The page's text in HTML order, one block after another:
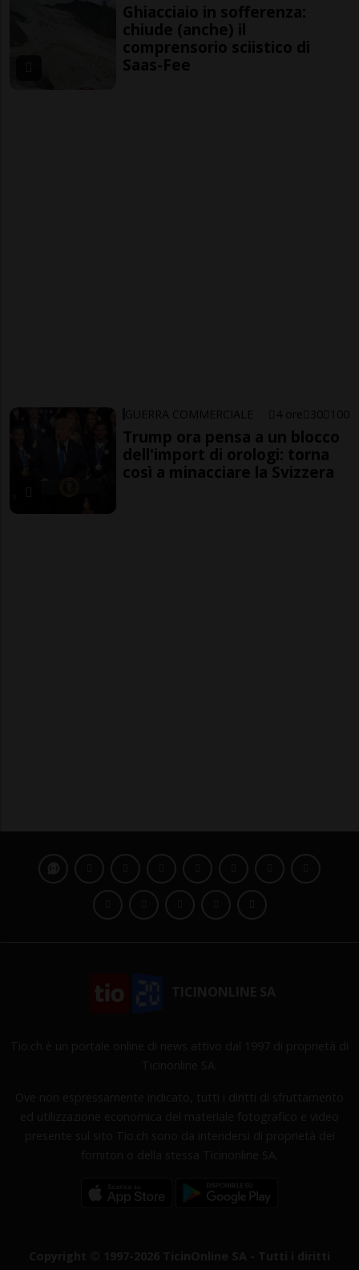
Ghiacciaio in sofferenza:
chiude (anche) il
comprensorio sciistico di
Saas-Fee
GUERRA COMMERCIALE 4 ore 30 100
Trump ora pensa a un blocco
dell'import di orologi: torna
così a minacciare la Svizzera